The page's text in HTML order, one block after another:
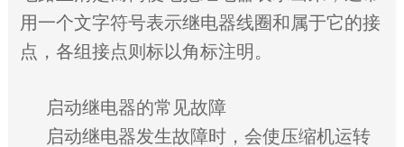
用一个文字符号表示继电器线圈和属于它的接
点，各组接点则标以角标注明。
启动继电器的常见故障
启动继电器发生故障时，会使压缩机运转